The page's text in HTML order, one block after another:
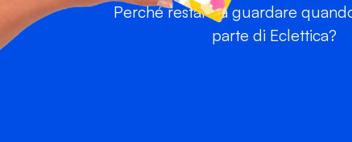
Perché restare a guardare
parte di Eclettica?